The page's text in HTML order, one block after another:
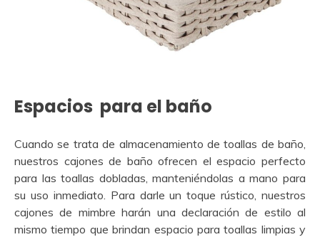
Espacios para el baño
Cuando se trata de almacenamiento de toallas de baño,
nuestros cajones de baño ofrecen el espacio perfecto
para las toallas dobladas, manteniéndolas a mano para
su uso inmediato. Para darle un toque rústico, nuestros
cajones de mimbre harán una declaración de estilo al
mismo tiempo que brindan espacio para toallas limpias y